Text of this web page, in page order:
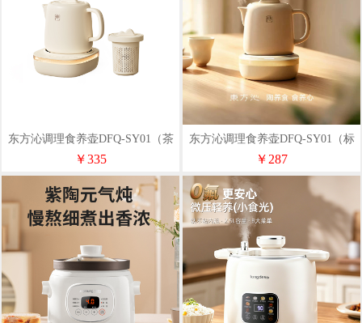
东方沁调理食养壶DFQ-SY01（茶
漏款）
￥335
东方沁调理食养壶DFQ-SY01（标
准款）
￥287